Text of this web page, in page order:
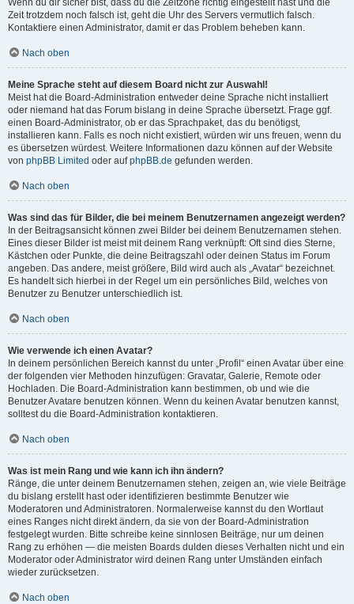
Wenn du dir sicher bist, dass du die Zeitzone richtig eingestellt hast und die
Zeit trotzdem noch falsch ist, geht die Uhr des Servers vermutlich falsch.
Kontaktiere einen Administrator, damit er das Problem beheben kann.
Nach oben
Meine Sprache steht auf diesem Board nicht zur Auswahl!
Meist hat die Board-Administration entweder deine Sprache nicht installiert
oder niemand hat das Forum bislang in deine Sprache übersetzt. Frage ggf.
einen Board-Administrator, ob er das Sprachpaket, das du benötigst,
installieren kann. Falls es noch nicht existiert, würden wir uns freuen, wenn du
es übersetzen würdest. Weitere Informationen dazu können auf der Website
von phpBB Limited oder aufphpBB.de gefunden werden.
Nach oben
Was sind das für Bilder, die bei meinem Benutzernamen angezeigt werden?
In der Beitragsansicht können zwei Bilder bei deinem Benutzernamen stehen.
Eines dieser Bilder ist meist mit deinem Rang verknüpft: Oft sind dies Sterne,
Kästchen oder Punkte, die deine Beitragszahl oder deinen Status im Forum
angeben. Das andere, meist größere, Bild wird auch als „Avatar“ bezeichnet.
Es handelt sich hierbei in der Regel um ein persönliches Bild, welches von
Benutzer zu Benutzer unterschiedlich ist.
Nach oben
Wie verwende ich einen Avatar?
In deinem persönlichen Bereich kannst du unter „Profil“ einen Avatar über eine
der folgenden vier Methoden hinzufügen: Gravatar, Galerie, Remote oder
Hochladen. Die Board-Administration kann bestimmen, ob und wie die
Benutzer Avatare benutzen können. Wenn du keinen Avatar benutzen kannst,
solltest du die Board-Administration kontaktieren.
Nach oben
Was ist mein Rang und wie kann ich ihn ändern?
Ränge, die unter deinem Benutzernamen stehen, zeigen an, wie viele Beiträge
du bislang erstellt hast oder identifizieren bestimmte Benutzer wie
Moderatoren und Administratoren. Normalerweise kannst du den Wortlaut
eines Ranges nicht direkt ändern, da sie von der Board-Administration
festgelegt wurden. Bitte schreibe keine sinnlosen Beiträge, nur um deinen
Rang zu erhöhen — die meisten Boards dulden dieses Verhalten nicht und ein
Moderator oder Administrator wird deinen Rang unter Umständen einfach
wieder zurücksetzen.
Nach oben